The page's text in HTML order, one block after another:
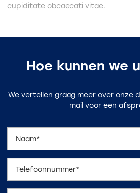
cupiditate obcaecati vitae.
Hoe kunnen we
We vertellen graag meer over onze
mail voor een